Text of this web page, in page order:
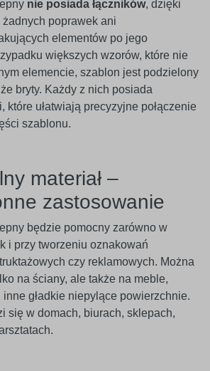
nie posiada łączników, dzięki
poprawek ani
elementów po jego
większych wzorów, które nie
elemencie, szablon jest podzielony
bryty. Każdy z nich posiada
które ułatwiają precyzyjne połączenie
szablonu.
materiał –
zastosowanie
będzie pomocny zarówno w
i przy tworzeniu oznakowań
czy reklamowych. Można
na ściany, ale także na meble,
inne gładkie niepylące powierzchnie.
się w domach, biurach, sklepach,